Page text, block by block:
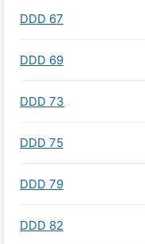
DDD 67
DDD 69
DDD 73
DDD 75
DDD 79
DDD 82